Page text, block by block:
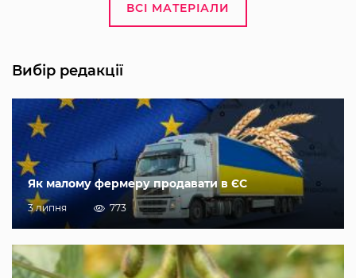
ВСІ МАТЕРІАЛИ
Вибір редакції
Як малому фермеру продавати в ЄС
3 липня 773